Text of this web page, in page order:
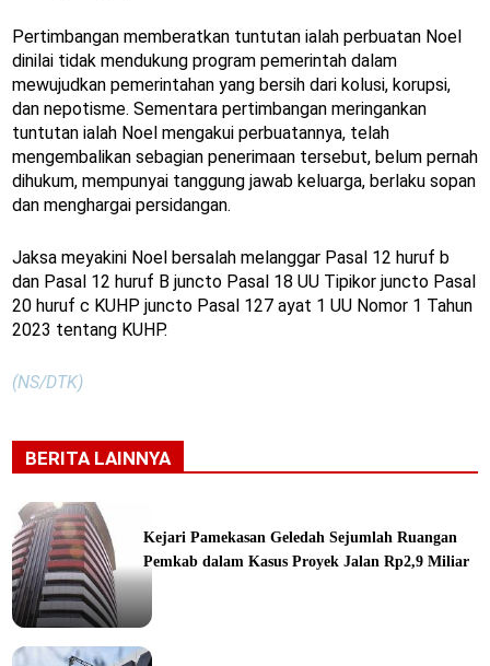
Pertimbangan memberatkan tuntutan ialah perbuatan Noel
dinilai tidak mendukung program pemerintah dalam
mewujudkan pemerintahan yang bersih dari kolusi, korupsi,
dan nepotisme. Sementara pertimbangan meringankan
tuntutan ialah Noel mengakui perbuatannya, telah
mengembalikan sebagian penerimaan tersebut, belum pernah
dihukum, mempunyai tanggung jawab keluarga, berlaku sopan
dan menghargai persidangan.
Jaksa meyakini Noel bersalah melanggar Pasal 12 huruf b
dan Pasal 12 huruf B juncto Pasal 18 UU Tipikor juncto Pasal
20 huruf c KUHP juncto Pasal 127 ayat 1 UU Nomor 1 Tahun
2023 tentang KUHP.
(NS/DTK)
BERITA LAINNYA
Kejari Pamekasan Geledah Sejumlah Ruangan
Pemkab dalam Kasus Proyek Jalan Rp2,9 Miliar